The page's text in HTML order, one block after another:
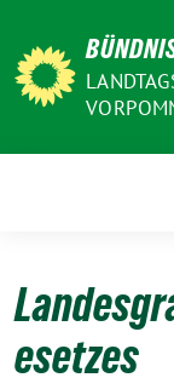
zum
Inhalt
esetzes